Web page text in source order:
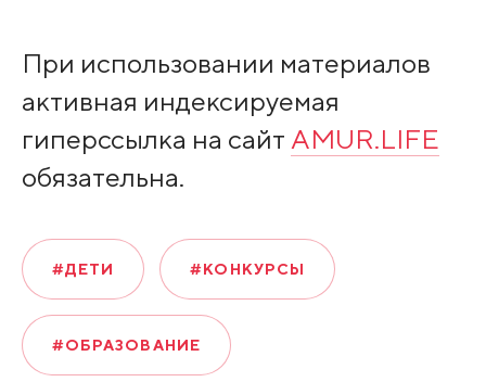
При использовании материалов
активная индексируемая
гиперссылка на сайт AMUR.LIFE
обязательна.
#ДЕТИ #КОНКУРСЫ
#ОБРАЗОВАНИЕ